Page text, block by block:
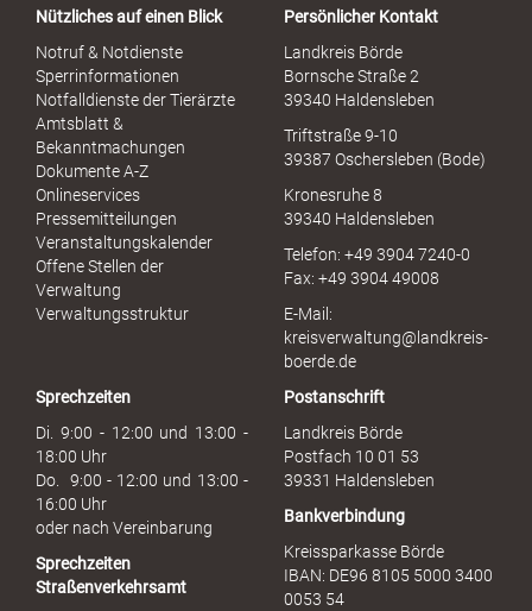
x
u
h
Nützliches auf einen Blick
Notruf & Notdienste
Sperrinformationen
Notfalldienste der Tierärzte
Amtsblatt &
Bekanntmachungen
Dokumente A-Z
Onlineservices
Pressemitteilungen
Veranstaltungskalender
Offene Stellen der
Verwaltung
Verwaltungsstruktur
Persönlicher Kontakt
Landkreis Börde
Bornsche Straße 2
39340 Haldensleben
Triftstraße 9-10
39387 Oschersleben (Bode)
Kronesruhe 8
39340 Haldensleben
Telefon: +49 3904 7240-0
Fax: +49 3904 49008
E-Mail:
kreisverwaltung@landkreis-
boerde.de
Sprechzeiten
Di. 9:00 - 12:00 und 13:00 -
18:00 Uhr
Do. 9:00 - 12:00 und 13:00 -
16:00 Uhr
oder nach Vereinbarung
Sprechzeiten
Straßenverkehrsamt
Postanschrift
Landkreis Börde
Postfach 10 01 53
39331 Haldensleben
Bankverbindung
Kreissparkasse Börde
IBAN: DE96 8105 5000 3400
0053 54